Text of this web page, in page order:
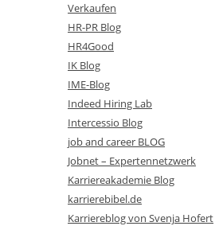
Verkaufen
HR-PR Blog
HR4Good
IK Blog
IME-Blog
Indeed Hiring Lab
Intercessio Blog
job and career BLOG
Jobnet – Expertennetzwerk
Karriereakademie Blog
karrierebibel.de
Karriereblog von Svenja Hofert